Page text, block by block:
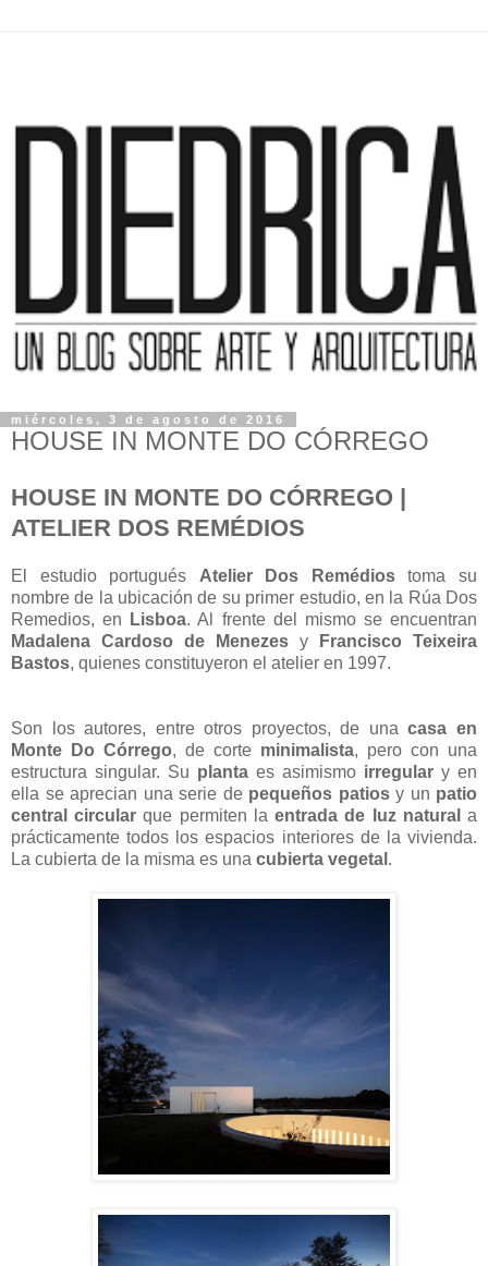
miércoles, 3 de agosto de 2016
HOUSE IN MONTE DO CÓRREGO
HOUSE IN MONTE DO CÓRREGO |
ATELIER DOS REMÉDIOS
El estudio portugués Atelier Dos Remédiostoma su
nombre de la ubicación de su primer estudio, en la Rúa Dos
Remedios, en
Lisboa. Al frente del mismo se encuentran
Madalena Cardoso de Menezes y
Francisco Teixeira
Bastos, quienes constituyeron el atelier en 1997.
Son los autores, entre otros proyectos, de unacasa en
Monte Do Córrego, de corte minimalista, pero con una
estructura singular. Su planta es asimismo irregular y en
ella se aprecian una serie de pequeños patiosy un patio
central circular que permiten laentrada de luz natural a
prácticamente todos los espacios interiores de la vivienda.
La cubierta de la misma es una cubierta vegetal .